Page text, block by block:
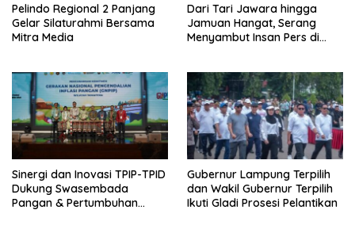
Pelindo Regional 2 Panjang
Gelar Silaturahmi Bersama
Mitra Media
Dari Tari Jawara hingga
Jamuan Hangat, Serang
Menyambut Insan Pers di
Sinergi dan Inovasi TPIP-TPID
Dukung Swasembada
Pangan & Pertumbuhan
Gubernur Lampung Terpilih
dan Wakil Gubernur Terpilih
Ikuti Gladi Prosesi Pelantikan